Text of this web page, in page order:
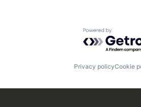
Powered by
Privacy policyCookie